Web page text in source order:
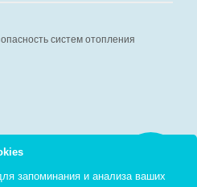
систем отопления
рынок, павильон № 8c
запоминания и анализа ваших